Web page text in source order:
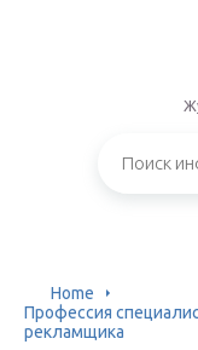
Home
Профессия
рекламщика